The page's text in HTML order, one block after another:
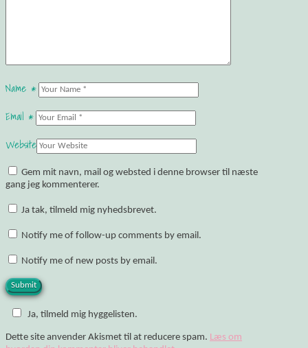
Name *
Email *
Website
Gem mit navn, mail og websted i denne browser til næste
gang jeg kommenterer.
Ja tak, tilmeld mig nyhedsbrevet.
Notify me of follow-up comments by email.
Notify me of new posts by email.
Ja, tilmeld mig hyggelisten.
Dette site anvender Akismet til at reducere spam. Læs om